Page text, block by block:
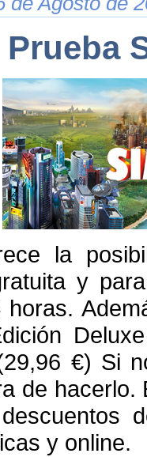
Prueba
la
y
horas.
€) Si
de hacerlo.
y online.